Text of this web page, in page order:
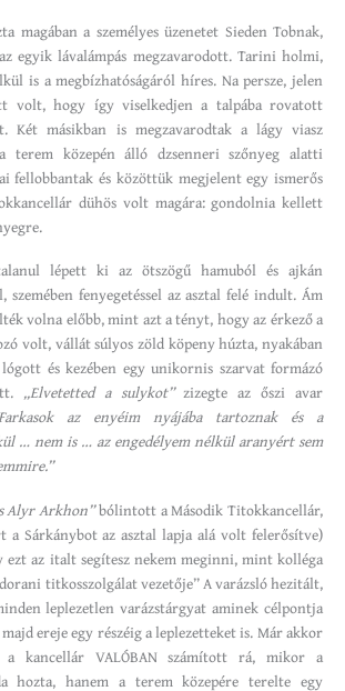
magában a személyes üzenetet Sieden Tobnak,
egyik lávalámpás megzavarodott. Tarini holmi,
is a megbízhatóságáról híres. Na persze, jelen
volt, hogy így viselkedjen a talpába rovatott
Két másikban is megzavarodtak a lágy viasz
terem közepén álló dzsenneri szőnyeg alatti
fellobbantak és közöttük megjelent egy ismerős
dühös volt magára: gondolnia kellett
lépett ki az ötszögű hamuból és ajkán
szemében fenyegetéssel az asztal felé indult. Ám
volna előbb, mint azt a tényt, hogy az érkező a
volt, vállát súlyos zöld köpeny húzta, nyakában
és kezében egy unikornis szarvat formázó
„Elvetetted a sulykot”zizegte az őszi avar
az enyéim nyájába tartoznak és a
… nem is … az engedélyem nélkül aranyért sem
Alyr Arkhon”bólintott a Második Titokkancellár,
Sárkánybot az asztal lapja alá volt felerősítve)
ezt az italt segítesz nekem meginni, mint kolléga
titkosszolgálat vezetője” A varázsló hezitált,
leplezetlen varázstárgyat aminek célpontja
ereje egy részéig a leplezetteket is. Már akkor
a kancellár VALÓBAN számított rá, mikor a
hozta, hanem a terem közepére terelte egy